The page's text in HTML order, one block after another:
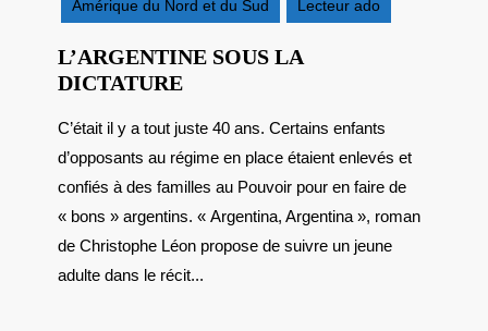
Amérique du Nord et du Sud
Lecteur ado
L’ARGENTINE SOUS LA
DICTATUREL’ARGENTINE
LA
DICTATURE
C’était il y a tout juste 40 ans. Certains enfants
d’opposants au régime en place étaient enlevés et
confiés à des familles au Pouvoir pour en faire de
« bons » argentins. « Argentina, Argentina », roman
de Christophe Léon propose de suivre un jeune
adulte dans le récit...